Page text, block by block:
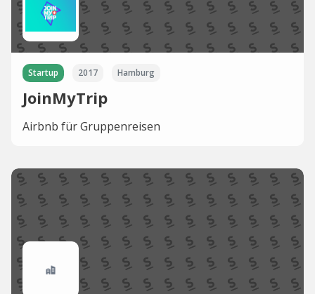
Startup 2017 Hamburg
JoinMyTrip
Airbnb für Gruppenreisen